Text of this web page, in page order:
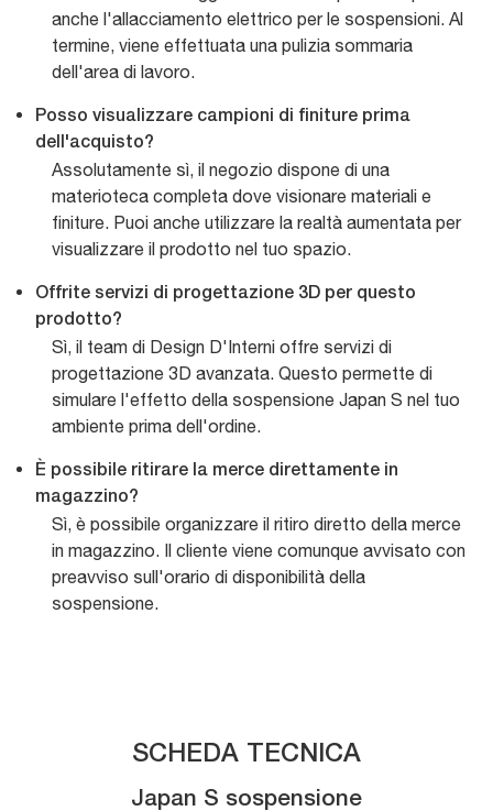
anche l'allacciamento elettrico per le sospensioni. Al
termine, viene effettuata una pulizia sommaria
dell'area di lavoro.
Posso visualizzare campioni di finiture prima
dell'acquisto?
Assolutamente sì, il negozio dispone di una
materioteca completa dove visionare materiali e
finiture. Puoi anche utilizzare la realtà aumentata per
visualizzare il prodotto nel tuo spazio.
Offrite servizi di progettazione 3D per questo
prodotto?
Sì, il team di Design D'Interni offre servizi di
progettazione 3D avanzata. Questo permette di
simulare l'effetto della sospensione Japan S nel tuo
ambiente prima dell'ordine.
È possibile ritirare la merce direttamente in
magazzino?
Sì, è possibile organizzare il ritiro diretto della merce
in magazzino. Il cliente viene comunque avvisato con
preavviso sull'orario di disponibilità della
sospensione.
SCHEDA TECNICA
Japan S sospensione